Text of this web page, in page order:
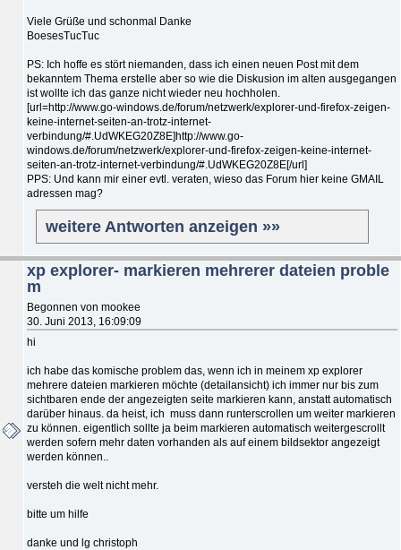
Viele Grüße und schonmal Danke
BoesesTucTuc
PS: Ich hoffe es stört niemanden, dass ich einen neuen Post mit dem
bekanntem Thema erstelle aber so wie die Diskusion im alten ausgegangen
ist wollte ich das ganze nicht wieder neu hochholen.
[url=http://www.go-windows.de/forum/netzwerk/explorer-und-firefox-zeigen-
keine-internet-seiten-an-trotz-internet-
verbindung/#.UdWKEG20Z8E]http://www.go-
windows.de/forum/netzwerk/explorer-und-firefox-zeigen-keine-internet-
seiten-an-trotz-internet-verbindung/#.UdWKEG20Z8E[/url]
PPS: Und kann mir einer evtl. veraten, wieso das Forum hier keine GMAIL
adressen mag?
weitere Antworten anzeigen »»
xp explorer- markieren mehrerer dateien proble
m
Begonnen von mookee
30. Juni 2013, 16:09:09
hi
ich habe das komische problem das, wenn ich in meinem xp explorer
mehrere dateien markieren möchte (detailansicht) ich immer nur bis zum
sichtbaren ende der angezeigten seite markieren kann, anstatt automatisch
darüber hinaus. da heist, ich muss dann runterscrollen um weiter markieren
zu können. eigentlich sollte ja beim markieren automatisch weitergescrollt
werden sofern mehr daten vorhanden als auf einem bildsektor angezeigt
werden können..
versteh die welt nicht mehr.
bitte um hilfe
danke und lg christoph